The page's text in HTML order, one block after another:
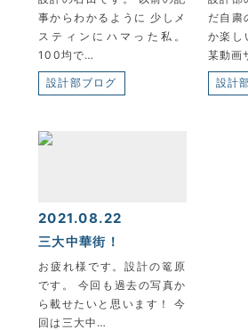
事からわかるように 少しメ
スティンにハマった私。
100均で…
設計部ブログ
だ自粛
か楽し
某動画
設計
2021.08.22
三大中華街！
お疲れ様です。設計の篭原
です。 今回も過去の写真か
ら載せたいと思います！ 今
回は三大中…